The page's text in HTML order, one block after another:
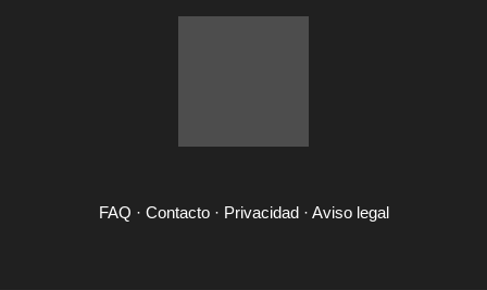
FAQ · Contacto· Privacidad· Aviso legal